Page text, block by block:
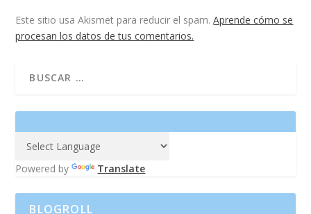
Este sitio usa Akismet para reducir el spam.Aprende cómo se
procesan los datos de tus comentarios.
Powered by Translate
BLOGROLL